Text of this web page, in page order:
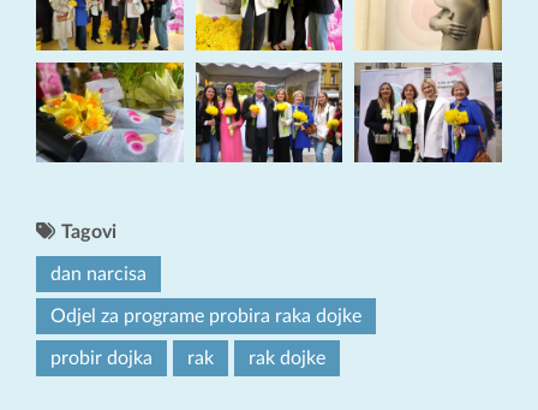
Tagovi
dan narcisa
Odjel za programe probira raka dojke
probir dojka rak rak dojke